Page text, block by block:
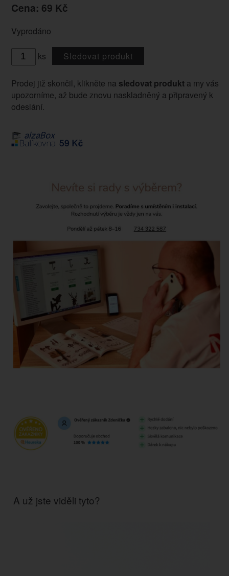
Cena: 69 Kč
Vyprodáno
ks Sledovat produkt
Prodej již skončil, klikněte na sledovat produkta my vás
upozorníme, až bude znovu naskladněný a připravený k
odeslání.
A už jste viděli tyto?